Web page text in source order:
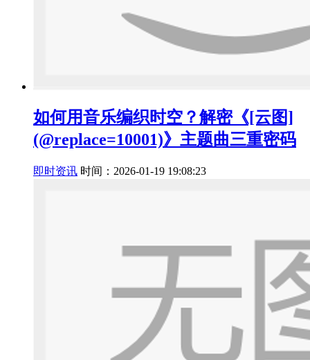
如何用音乐编织时空？解密《[云图]
(@replace=10001)》主题曲三重密码
即时资讯 时间：2026-01-19 19:08:23